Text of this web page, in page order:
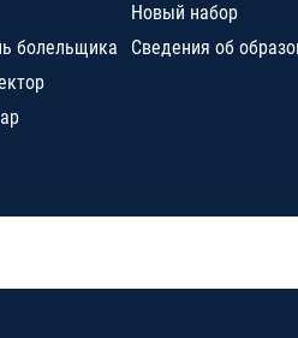
болельщика
Новый набор
Сведения об